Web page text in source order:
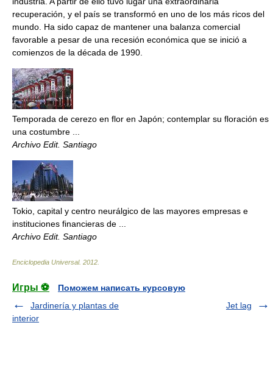
recuperación, y el país se transformó en uno de los más ricos del
mundo. Ha sido capaz de mantener una balanza comercial
favorable a pesar de una recesión económica que se inició a
comienzos de la década de 1990.
Temporada de cerezo en flor en Japón; contemplar su floración es
una costumbre ...
Archivo Edit. Santiago
Tokio, capital y centro neurálgico de las mayores empresas e
instituciones financieras de ...
Archivo Edit. Santiago
Enciclopedia Universal. 2012
Игры ⚽
Поможем написать курсовую
Jardinería y plantas de
interior
Jet lag